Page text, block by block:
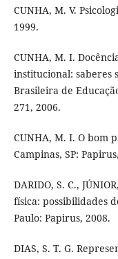
CUNHA, M. V.
1999.
CUNHA, M. I.
institucional: saberes
Brasileira de
271, 2006.
CUNHA, M. I. O bom
Campinas, SP:
DARIDO, S. C.,
física: possibilidades
Paulo: Papirus, 2008.
DIAS, S. T. G.